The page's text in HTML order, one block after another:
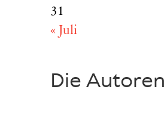
31
« Juli
Die Autoren